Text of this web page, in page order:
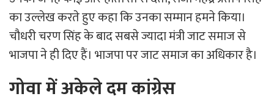
का उल्लेख करते हुए कहा कि उनका सम्मान हमने किया।
चौधरी चरण सिंह के बाद सबसे ज्यादा मंत्री जाट समाज से
भाजपा ने ही दिए हैं। भाजपा पर जाट समाज का अधिकार है।
गोवा में अकेले दम कांग्रेस